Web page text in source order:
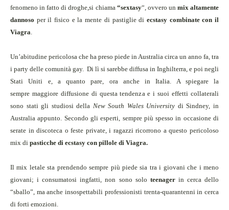
fenomeno in fatto di droghe,si chiama“sextasy“, ovvero un mix altamente
dannoso per il fisico e la mente di pastiglie di ecstasy combinate con il
Viagra.
Un’abitudine pericolosa che ha preso piede in Australia circa un anno fa, tra
i party delle comunità gay. Di lì si sarebbe diffusa in Inghilterra, e poi negli
Stati Uniti e, a quanto pare, ora anche in Italia. A spiegare la
sempre maggiore diffusione di questa tendenza e i suoi effetti collaterali
sono stati gli studiosi della New South Wales University di Sindney, in
Australia appunto. Secondo gli esperti, sempre più spesso in occasione di
serate in discoteca o feste private, i ragazzi ricorrono a questo pericoloso
mix di pasticche di ecstasy con pillole di Viagra.
Il mix letale sta prendendo sempre più piede sia tra i giovani che i meno
giovani;i consumatosi ingfatti, non sono solo teenager in cerca dello
“sballo”, ma anche insospettabili professionisti trenta-quarantenni in cerca
di forti emozioni.